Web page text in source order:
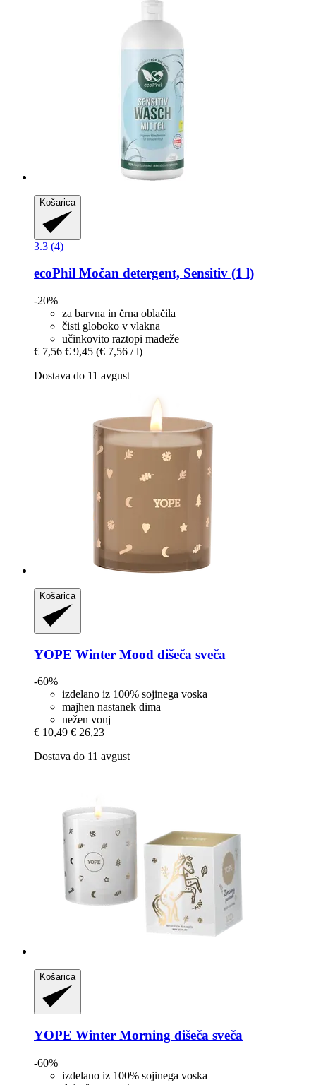
Košarica
3.3 (4)
ecoPhil Močan detergent, Sensitiv (1 l)
-20%
za barvna in črna oblačila
čisti globoko v vlakna
učinkovito raztopi madeže
€ 7,56 € 9,45 (€ 7,56 / l)
Dostava do 11 avgust
Košarica
YOPE Winter Mood dišeča sveča
-60%
izdelano iz 100% sojinega voska
majhen nastanek dima
nežen vonj
€ 10,49 € 26,23
Dostava do 11 avgust
Košarica
YOPE Winter Morning dišeča sveča
-60%
izdelano iz 100% sojinega voska